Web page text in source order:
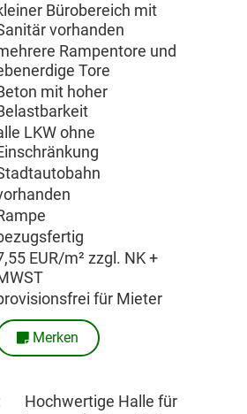
Bürobereich mit
vorhanden
Rampentore und
Tore
mit hoher
LKW ohne
EUR/m² zzgl. NK +
für Mieter
Merken
Hochwertige Halle für